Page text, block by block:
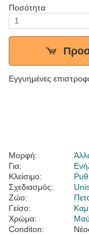
Ποσότητα
Εγγυημένες
Μορφή:
Για:
Κλείσιμο:
Σχεδιασμός:
Ζώο:
Γείσο:
Χρώμα:
Conditon: